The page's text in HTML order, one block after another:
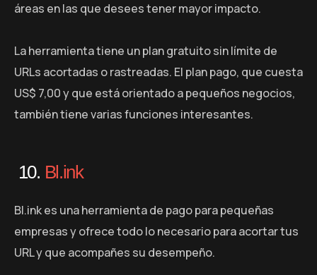
áreas en las que desees tener mayor impacto.
La herramienta tiene un plan gratuito sin límite de
URLs acortadas o rastreadas. El plan pago, que cuesta
US$ 7,00 y que está orientado a pequeños negocios,
también tiene varias funciones interesantes.
10. Bl.ink
Bl.ink es una herramienta de pago para pequeñas
empresas y ofrece todo lo necesario para acortar tus
URL y que acompañes su desempeño.